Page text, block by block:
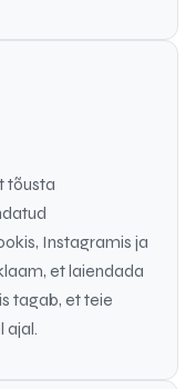
tõusta
Instagramis ja
et laiendada
tagab, et teie
ajal.